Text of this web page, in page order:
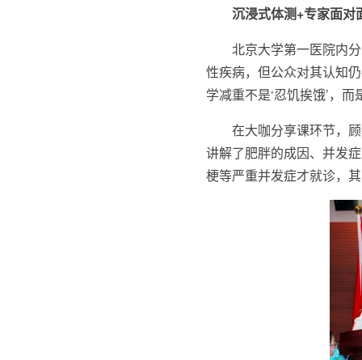
沉浸式体测+专家面对
北京大学第一医院内
性疾病，但公众对其认知
学减重不是‘忍饥挨饿’，
在大咖分享课环节，
讲解了肥胖的成因、并发
梗等严重并发症才就诊，